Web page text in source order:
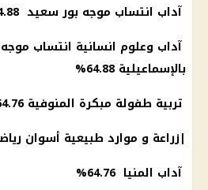
آداب انتساب موجه بور سعيد 64.88%
آداب وعلوم انسانية انتساب
بالإسماعيلية 64.88%
تربية طفولة مبكرة المنوفية 64.76%
|زراعة و موارد طبيعية أسوان
آداب المنيا 64.76%